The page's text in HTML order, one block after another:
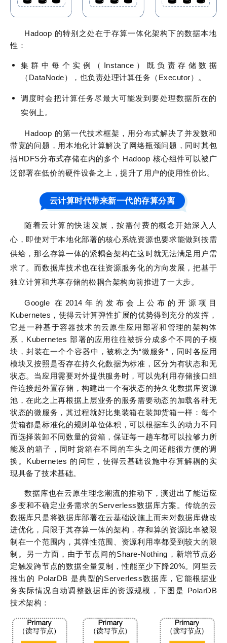
Hadoop 的特别之处在于存算一体化架构下的数据本地
性：
集群中每个实例（Instance）既负责存储数据
（DataNode），也负责处理计算任务（Executor）。
调度时会把计算任务尽最大可能发到要处理数据所在的
实例上。
Hadoop 的第一代技术框架，用分布式解决了并发数和
带宽的问题，用本地化计算解决了网络瓶颈问题，同时其包
括HDFS分布式存储在内的多个 Hadoop 核心组件可以被广
泛部署在低价的硬件设备之上，提升了用户的使用性价比。
云计算时代带来新一代的存算分离
随着云计算的快速发展，按需付费的概念开始深入人
心，即使对于本地化部署的核心系统资源也要求能做到按需
供给，那么存算一体的紧耦合架构在这时就无法满足用户需
求了。而数据库技术也在往资源服务化的方向发展，把基于
独立计算和共享存储的松耦合架构向前推进了一大步。
Google 在2014年的发布会上公布的开源项目
Kubernetes，使得云计算弹性扩展的优势得到充分的发挥，
它是一种基于容器技术的云原生应用部署和管理的架构体
系，Kubernetes 部署的应用往往被拆分成多个不同的子模
块，封装在一个个容器中，被称之为“微服务”，同时各应用
模块又按照是否存在持久化数据为标准，区分为有状态和无
状态。当应用需要对外提供服务时，可以先利用存储接口组
件连接起外置存储，构建出一个有状态的持久化数据库资源
池，在此之上再根据上层业务的服务需要动态的加载各种无
状态的微服务，其过程就好比集装箱在装卸货箱一样：每个
货箱都是标准化的规则单位体积，可以根据车头的动力不同
而选择装卸不同数量的货箱，保证每一趟车都可以拉够力所
能及的箱子，同时货箱在不同的车头之间还能很方便的调
换。Kubernetes 的问世，使得云基础设施中存算解耦的实
现具备了技术基础。
数据库也在云原生理念潮流的推动下，演进出了能适应
多变和不确定业务需求的Serverless数据库方案。传统的云
数据库只是将数据库部署在云基础设施上而未对数据库做改
进优化，局限于其存算一体的架构，存和算的资源比率被限
制在一个范围内，其弹性范围、资源利用率都受到较大的限
制。另一方面，由于节点间的Share-Nothing，新增节点必
定触发跨节点的数据全量复制，性能至少下降20%。阿里云
推出的 PolarDB 是典型的Serverless数据库，它能根据业
务实际情况自动调整数据库的资源规模，下图是 PolarDB
技术架构：